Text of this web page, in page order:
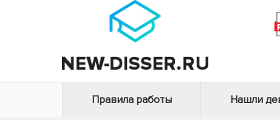
Правила работы Нашли